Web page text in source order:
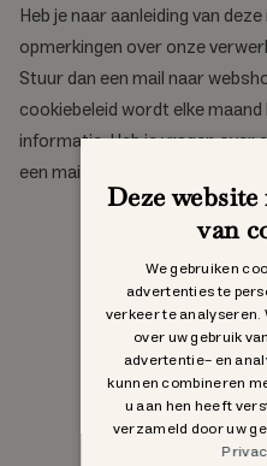
Heb je naar aanleiding van
opmerkingen over onze
Stuur dan een mail naar
cookiebeleid wordt elke
informatie. Heb je vragen
een mail naar
Deze
van
We gebruiken
advertenties te
verkeer te
over uw gebruik
advertentie- en
kunnen combineren
u aan hen heeft
verzameld door uw